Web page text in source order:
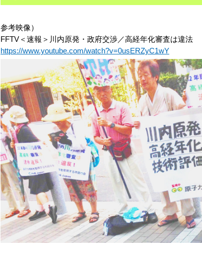
参考映像）
FFTV＜速報＞川内原発・政府交渉／高経年化審査は違法
https://www.youtube.com/watch?v=0usERZyC1wY